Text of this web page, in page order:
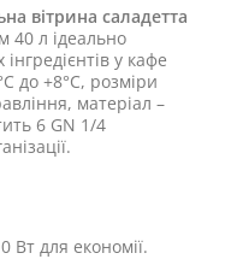
вітрина саладетта
40 л ідеально
у кафе
до +8°C, розміри
матеріал –
6 GN 1/4
Вт для економії.